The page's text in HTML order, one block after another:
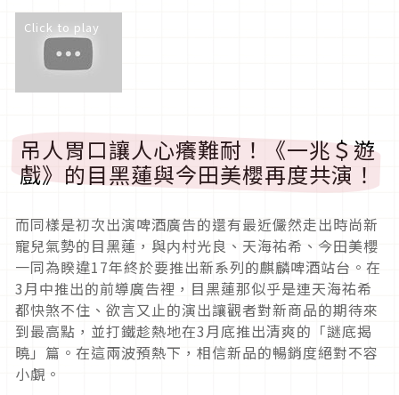
Click to play
吊人胃口讓人心癢難耐！《一兆＄遊
戲》的目黑蓮與今田美櫻再度共演！
而同樣是初次出演啤酒廣告的還有最近儼然走出時尚新
寵兒氣勢的目黑蓮，與内村光良、天海祐希、今田美櫻
一同為睽違17年終於要推出新系列的麒麟啤酒站台。在
3月中推出的前導廣告裡，目黑蓮那似乎是連天海祐希
都快煞不住、欲言又止的演出讓觀者對新商品的期待來
到最高點，並打鐵趁熱地在3月底推出清爽的「謎底揭
曉」篇。在這兩波預熱下，相信新品的暢銷度絕對不容
小覷。